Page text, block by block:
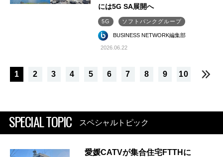
には5G SA展開へ
5G ソフトバンクグループ
BUSINESS NETWORK編集部
2026.06.22
1 2 3 4 5 6 7 8 9 10
SPECIAL TOPIC スペシャルトピック
愛媛CATVが集合住宅FTTHに